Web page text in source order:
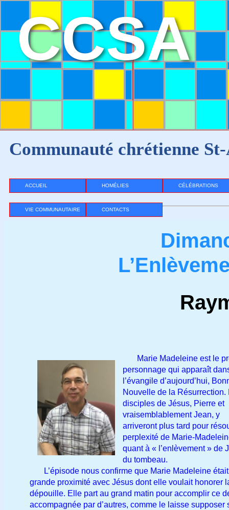
CCSA
Communauté chrétienne
ACCUEIL HOMÉLIES CÉLÉBRATIONS
VIE COMMUNAUTAIRE CONTACTS
Marie Madeleine est le
personnage qui apparaît
l’évangile d’aujourd’hui,
Nouvelle de la Résurrection.
disciples de Jésus, Pierre et
vraisemblablement Jean, y
arriveront plus tard pour
perplexité de Marie-
quant à « l’enlèvement » de
du tombeau.
L’épisode nous confirme que Marie Madeleine
grande proximité avec Jésus dont elle voulait honorer
dépouille. Elle part au grand matin pour accomplir ce
accompagnée par d’autres, comme le laisse supposer